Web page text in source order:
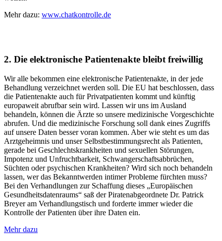
Mehr dazu: www.chatkontrolle.de
2. Die elektronische Patientenakte bleibt freiwillig
Wir alle bekommen eine elektronische Patientenakte, in der jede
Behandlung verzeichnet werden soll. Die EU hat beschlossen, dass
die Patientenakte auch für Privatpatienten kommt und künftig
europaweit abrufbar sein wird. Lassen wir uns im Ausland
behandeln, können die Ärzte so unsere medizinische Vorgeschichte
abrufen. Und die medizinische Forschung soll dank eines Zugriffs
auf unsere Daten besser voran kommen. Aber wie steht es um das
Arztgeheimnis und unser Selbstbestimmungsrecht als Patienten,
gerade bei Geschlechtskrankheiten und sexuellen Störungen,
Impotenz und Unfruchtbarkeit, Schwangerschaftsabbrüchen,
Süchten oder psychischen Krankheiten? Wird sich noch behandeln
lassen, wer das Bekanntwerden intimer Probleme fürchten muss?
Bei den Verhandlungen zur Schaffung dieses „Europäischen
Gesundheitsdatenraums“ saß der Piratenabgeordnete Dr. Patrick
Breyer am Verhandlungstisch und forderte immer wieder die
Kontrolle der Patienten über ihre Daten ein.
Mehr dazu